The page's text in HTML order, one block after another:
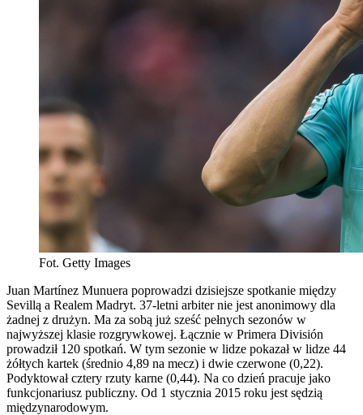
Fot. Getty Images
Juan Martínez Munuera poprowadzi dzisiejsze spotkanie między
Sevillą a Realem Madryt. 37-letni arbiter nie jest anonimowy dla
żadnej z drużyn. Ma za sobą już sześć pełnych sezonów w
najwyższej klasie rozgrywkowej. Łącznie w Primera División
prowadził 120 spotkań. W tym sezonie w lidze pokazał w lidze 44
żółtych kartek (średnio 4,89 na mecz) i dwie czerwone (0,22).
Podyktował cztery rzuty karne (0,44). Na co dzień pracuje jako
funkcjonariusz publiczny. Od 1 stycznia 2015 roku jest sędzią
międzynarodowym.